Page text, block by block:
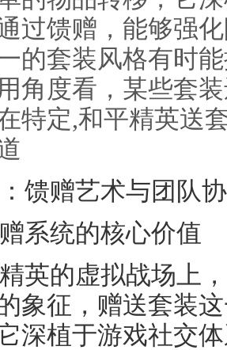
过馈赠，能够强
的套装风格有时
角度看，某些套
特定,和平精英送
馈赠艺术与团队
系统的核心价值
英的虚拟战场上
象征，赠送套装
深植于游戏社交